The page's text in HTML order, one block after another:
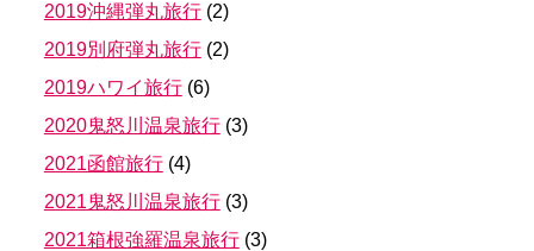
2019沖縄弾丸旅行 (2)
2019別府弾丸旅行 (2)
2019ハワイ旅行 (6)
2020鬼怒川温泉旅行 (3)
2021函館旅行 (4)
2021鬼怒川温泉旅行 (3)
2021箱根強羅温泉旅行 (3)